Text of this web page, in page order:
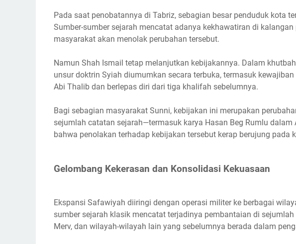
Pada saat penobatannya di Tabriz, sebagian besar penduduk kota
Sumber-sumber sejarah mencatat adanya kekhawatiran di
masyarakat akan menolak perubahan tersebut.
Namun Shah Ismail tetap melanjutkan kebijakannya. Dalam
unsur doktrin Syiah diumumkan secara terbuka, termasuk
Abi Thalib dan berlepas diri dari tiga khalifah sebelumnya.
Bagi sebagian masyarakat Sunni, kebijakan ini merupakan
sejumlah catatan sejarah—termasuk karya Hasan Beg Rumlu
bahwa penolakan terhadap kebijakan tersebut kerap berujung pada
Gelombang Kekerasan dan Konsolidasi Kekuasaan
Ekspansi Safawiyah diiringi dengan operasi militer ke berbagai
sumber sejarah klasik mencatat terjadinya pembantaian di
Merv, dan wilayah-wilayah lain yang sebelumnya berada dalam